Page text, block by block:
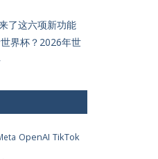
了这六项新功能
界杯？2026年世
OpenAI TikTok